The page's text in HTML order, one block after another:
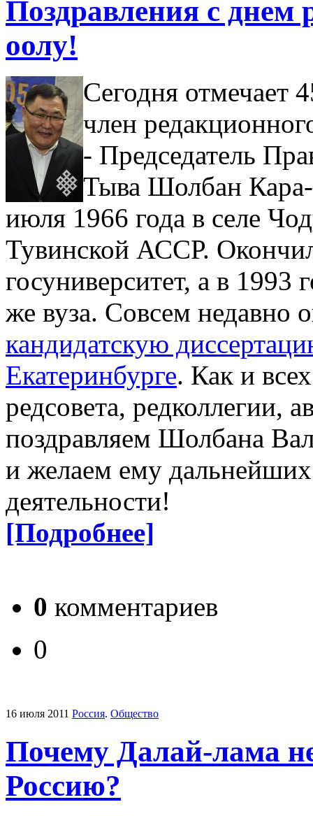
Поздравления с
оолу!
Сегодня отмечает
член
- Председатель
Тыва Шолбан
июля 1966 года в селе
Тувинской АССР.
госуниверситет, а в 1993
же вуза. Совсем недавно
кандидатскую
Екатеринбурге. Как и
редсовета, редколлегии,
поздравляем Шолбана
и желаем ему дальнейших
деятельности!
[Подробнее]
0 комментариев
0
16 июля 2011 Россия. Общество
Почему Далай-лама
Россию?